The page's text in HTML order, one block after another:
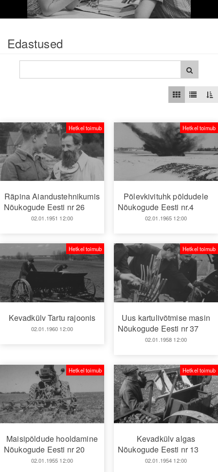
Edastused
Räpina Aiandustehnikumis
Nõukogude Eesti nr 26
02.01.1951 12:00
Hetkel toimub
Põlevkivituhk põldudele
Nõukogude Eesti nr.4
02.01.1965 12:00
Hetkel toimub
Kevadkülv Tartu rajoonis
02.01.1960 12:00
Hetkel toimub
Uus kartulivõtmise masin
Nõukogude Eesti nr 37
02.01.1958 12:00
Hetkel toimub
Maisipõldude hooldamine
Nõukogude Eesti nr 20
02.01.1955 12:00
Hetkel toimub
Kevadkülv algas
Nõukogude Eesti nr 13
02.01.1954 12:00
Hetkel toimub